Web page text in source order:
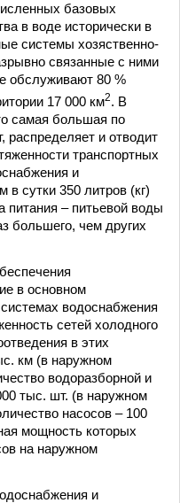
базовых
в воде исторически в
системы хозяственно-
связанные с ними
обслуживают 80 %
17 000 км2. В
самая большая по
распределяет и отводит
транспортных
и
в сутки 350 литров (кг)
питания – питьевой воды
большего, чем других
в основном
водоснабжения
сетей холодного
в этих
км (в наружном
водоразборной и
тыс. шт. (в наружном
насосов – 100
мощность которых
на наружном
и